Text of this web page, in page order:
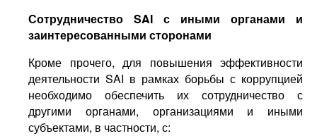
Сотрудничество SAI
с иными органами и
заинтересованными сторонами
Кроме прочего, для повышения эффективности
деятельности SAI в рамках борьбы с коррупцией
необходимо обеспечить их сотрудничество с
другими органами, организациями и иными
субъектами, в частности, с: